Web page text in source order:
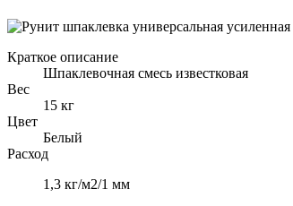
Краткое описание
Шпаклевочная смесь известковая
Вес
15 кг
Цвет
Белый
Расход
1,3 кг/м2/1 мм